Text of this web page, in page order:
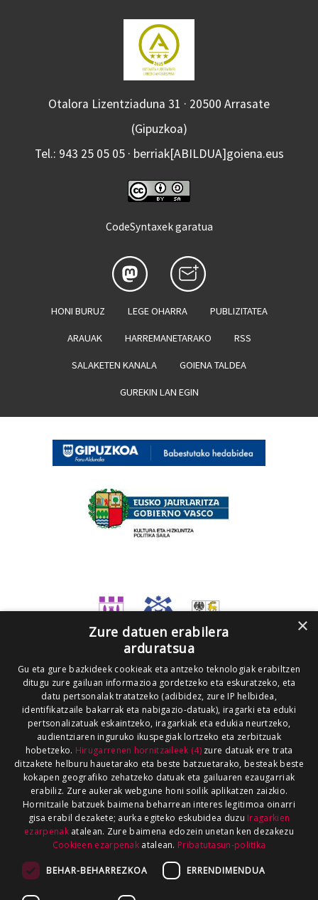
Otalora Lizentziaduna 31 · 20500 Arrasate
(Gipuzkoa)
Tel.: 943 25 05 05 · berriak[ABILDUA]goiena.eus
CodeSyntaxek garatua
HONI BURUZ LEGE OHARRA PUBLIZITATEA
ARAUAK HARREMANETARAKO RSS
SALAKETEN KANALA GOIENA TALDEA
GUREKIN LAN EGIN
×
Zure datuen erabilera
arduratsua
Gu eta gure bazkideek cookieak eta antzeko teknologiak erabiltzen
ditugu zure gailuan informazioa gordetzeko eta eskuratzeko, eta
datu pertsonalak tratatzeko (adibidez, zure IP helbidea,
identifikatzaile bakarrak eta nabigazio-datuak), iragarki eta eduki
pertsonalizatuak eskaintzeko, iragarkiak eta edukia neurtzeko,
audientziaren inguruko ikuspegiak lortzeko eta zerbitzuak
hobetzeko. Hirugarrenen hornitzaileek (4)zure datuak ere trata
ditzakete helburu hauetarako eta beste batzuetarako, besteak beste
kokapen geografiko zehatzeko datuak eta gailuaren ezaugarriak
erabiliz. Zure aukerak webgune honi soilik aplikatzen zaizkio.
Hornitzaile batzuek baimena beharrean interes legitimoa oinarri
gisa erabil dezakete; aurka egiteko eskubidea duzu Iragarkien
ezarpenakatalean. Zure baimena edozein unetan ken dezakezu
Cookieen ezarpenak atalean. Pribatutasun-politika
BEHAR-BEHARREZKOA ERRENDIMENDUA